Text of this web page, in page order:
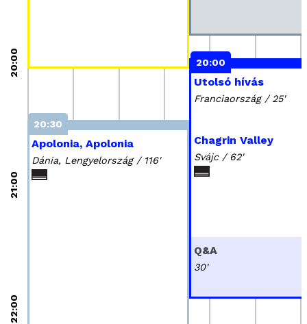
20:00
21:00
22:00
20:00
Utolsó hívás
Franciaország / 25'
Chagrin Valley
Svájc / 62'
20:30
Apolonia, Apolonia
Dánia, Lengyelország / 116'
Q&A
30'